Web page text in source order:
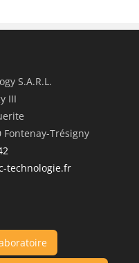
S.A.R.L.
III
Trésigny
technologie.fr